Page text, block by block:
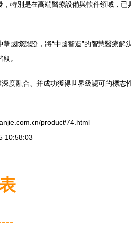
特別是在高端醫療設備與軟件領域，
國際認證，將“中國智造”的智慧醫療解
。
度融合、并成功獲得世界級認可的標志
product/74.html
10:58:03